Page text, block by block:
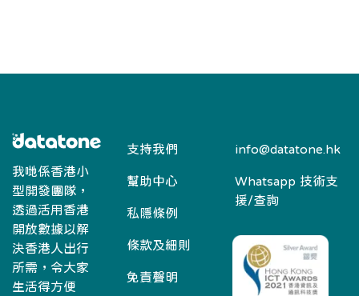
我哋係香港小
型開發團隊，
透過活用香港
開放數據以解
決香港人出行
所需，令大家
生活得方便
支持我們
幫助中心
私隱條例
條款及細則
免責聲明
info@datatone.hk
Whatsapp 技術支
援/查詢